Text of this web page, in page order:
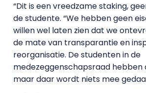
“Dit is een vreedzame staking,
de studente. “We hebben geen
willen wel laten zien dat we
de mate van transparantie en
reorganisatie. De studenten in de
medezeggenschapsraad hebben
maar daar wordt niets mee